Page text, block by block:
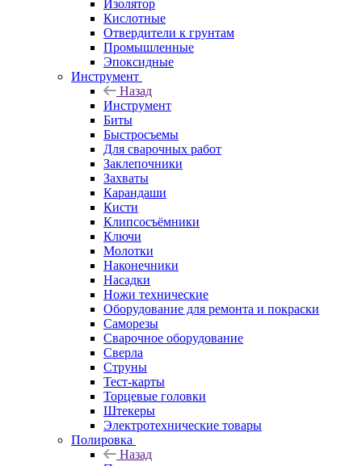
Изолятор
Кислотные
Отвердители к грунтам
Промышленные
Эпоксидные
Инструмент
Назад
Инструмент
Биты
Быстросъемы
Для сварочных работ
Заклепочники
Захваты
Карандаши
Кисти
Клипсосъёмники
Ключи
Молотки
Наконечники
Насадки
Ножи технические
Оборудование для ремонта и покраски
Саморезы
Сварочное оборудование
Сверла
Струны
Тест-карты
Торцевые головки
Штекеры
Электротехнические товары
Полировка
Назад